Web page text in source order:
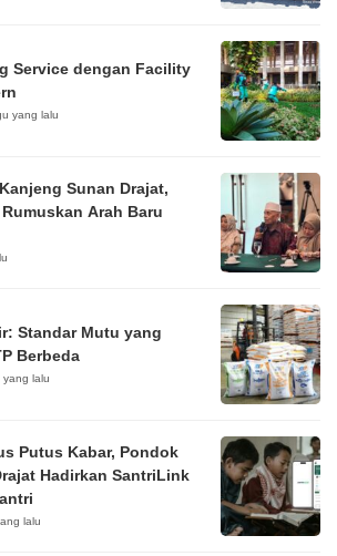
Service dengan Facility
yang lalu
Sunan Drajat,
Arah Baru
Standar Mutu yang
Berbeda
yang lalu
Putus Kabar, Pondok
Hadirkan SantriLink
lalu